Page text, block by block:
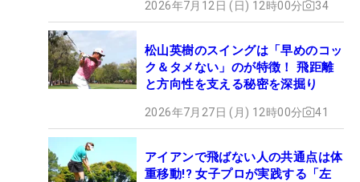
2026年7月12日 (日) 12時00分 34
松山英樹のスイングは「早めのコッ
ク＆タメない」のが特徴！ 飛距離
と方向性を支える秘密を深掘り
2026年7月27日 (月) 12時00分 41
アイアンで飛ばない人の共通点は体
重移動!? 女子プロが実践する「左